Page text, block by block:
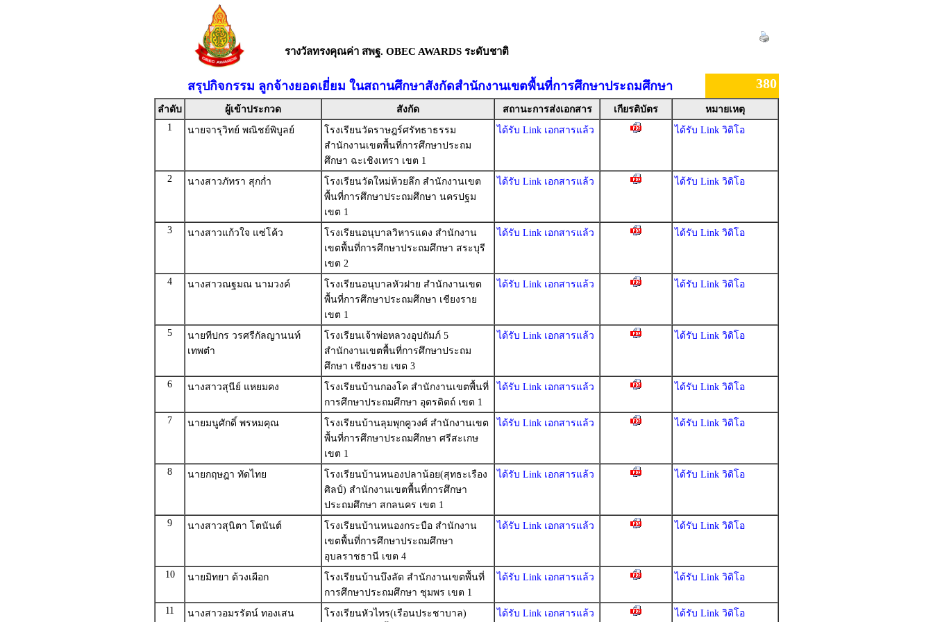
รางวัลทรงคุณค่า สพฐ. OBEC AWARDS ระดับชาติ
สรุปกิจกรรม ลูกจ้างยอดเยี่ยม ในสถานศึกษาสังกัดสำนักงานเขตพื้นที่การศึกษาประถมศึกษา 380
ลำดับ ผู้เข้าประกวด สังกัด สถานะการส่งเอกสาร เกียรติบัตร
หมายเหตุ
1
นายจารุวิทย์ พณิชย์พิบูลย์
โรงเรียนวัดราษฎร์ศรัทธาธรรม
สำนักงานเขตพื้นที่การศึกษาประถม
ศึกษา ฉะเชิงเทรา เขต 1
ได้รับ Link เอกสารแล้ว ได้รับ Link วิดิโอ
2 นางสาวภัทรา สุกก่ำ
โรงเรียนวัดใหม่ห้วยลึก สำนักงานเขต
พื้นที่การศึกษาประถมศึกษา นครปฐม
เขต 1
ได้รับ Link เอกสารแล้ว ได้รับ Link วิดิโอ
3 นางสาวแก้วใจ แซ่โค้ว
โรงเรียนอนุบาลวิหารแดง สำนักงาน
เขตพื้นที่การศึกษาประถมศึกษา สระบุรี
เขต 2
ได้รับ Link เอกสารแล้ว ได้รับ Link วิดิโอ
4 นางสาวณฐมณ นามวงค์
โรงเรียนอนุบาลหัวฝาย สำนักงานเขต
พื้นที่การศึกษาประถมศึกษา เชียงราย
เขต 1
ได้รับ Link เอกสารแล้ว ได้รับ Link วิดิโอ
5
นายทีปกร วรศรีกัลญานนท์
เทพต๋า
โรงเรียนเจ้าพ่อหลวงอุปถัมภ์ 5
สำนักงานเขตพื้นที่การศึกษาประถม
ศึกษา เชียงราย เขต 3
ได้รับ Link เอกสารแล้ว ได้รับ Link วิดิโอ
6 นางสาวสุนีย์ แหยมคง
โรงเรียนบ้านกองโค สำนักงานเขตพื้นที่
การศึกษาประถมศึกษา อุตรดิตถ์ เขต 1
ได้รับ Link เอกสารแล้ว ได้รับ Link วิดิโอ
7 นายมนูศักดิ์ พรหมคุณ
โรงเรียนบ้านลุมพุกคูวงศ์ สำนักงานเขต
พื้นที่การศึกษาประถมศึกษา ศรีสะเกษ
เขต 1
ได้รับ Link เอกสารแล้ว ได้รับ Link วิดิโอ
8 นายกฤษฎา ทัดไทย
โรงเรียนบ้านหนองปลาน้อย(สุทธะเรือง
ศิลป์) สำนักงานเขตพื้นที่การศึกษา
ประถมศึกษา สกลนคร เขต 1
ได้รับ Link เอกสารแล้ว ได้รับ Link วิดิโอ
9 นางสาวสุนิตา โตนันต์
โรงเรียนบ้านหนองกระบือ สำนักงาน
เขตพื้นที่การศึกษาประถมศึกษา
อุบลราชธานี เขต 4
ได้รับ Link เอกสารแล้ว ได้รับ Link วิดิโอ
10 นายมิทยา ด้วงเผือก
โรงเรียนบ้านบึงลัด สำนักงานเขตพื้นที่
การศึกษาประถมศึกษา ชุมพร เขต 1
ได้รับ Link เอกสารแล้ว ได้รับ Link วิดิโอ
11 นางสาวอมรรัตน์ ทองเสน โรงเรียนหัวไทร(เรือนประชาบาล) ได้รับ Link เอกสารแล้ว ได้รับ Link วิดิโอ